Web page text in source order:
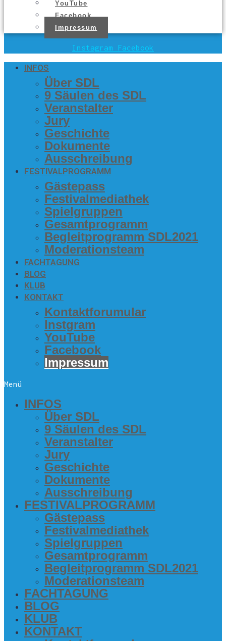
You­Tube
Face­book
Impres­sum
Instagram Facebook
INFOS
Über SDL
9 Säu­len des SDL
Ver­an­stal­ter
Jury
Geschich­te
Doku­men­te
Aus­schrei­bung
FES­TI­VAL­PRO­GRAMM
Gäs­te­pass
Fes­ti­val­me­dia­thek
Spiel­grup­pen
Gesamt­pro­gramm
Begleit­pro­gramm SDL2021
Mode­ra­ti­ons­team
FACH­TA­GUNG
BLOG
KLUB
KON­TAKT
Kon­takt­fo­ru­mu­lar
Inst­gram
You­Tube
Face­book
Impres­sum
Menü
INFOS
Über SDL
9 Säu­len des SDL
Ver­an­stal­ter
Jury
Geschich­te
Doku­men­te
Aus­schrei­bung
FES­TI­VAL­PRO­GRAMM
Gäs­te­pass
Fes­ti­val­me­dia­thek
Spiel­grup­pen
Gesamt­pro­gramm
Begleit­pro­gramm SDL2021
Mode­ra­ti­ons­team
FACH­TA­GUNG
BLOG
KLUB
KON­TAKT